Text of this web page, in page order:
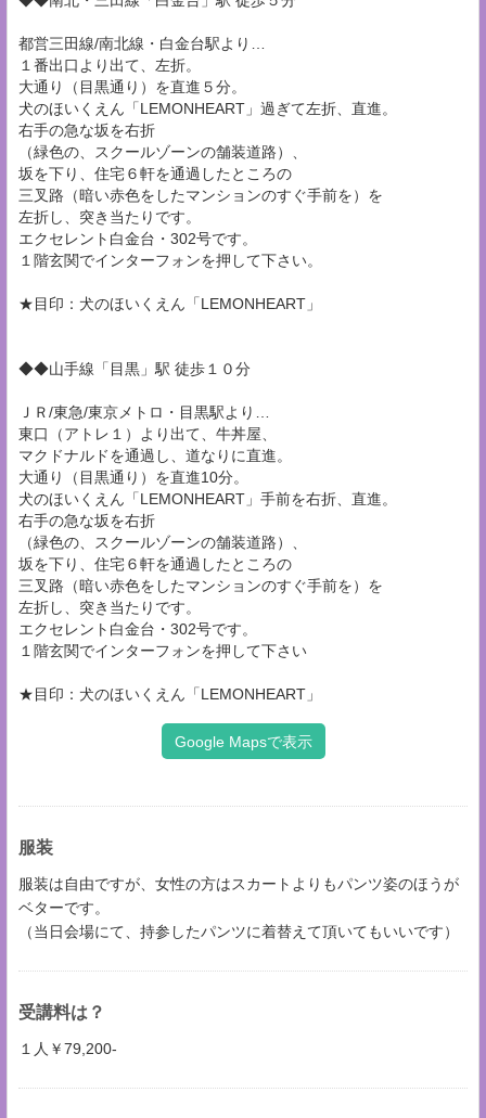
都営三田線/南北線・白金台駅より…
１番出口より出て、左折。
大通り（目黒通り）を直進５分。
犬のほいくえん「LEMONHEART」過ぎて左折、直進。
右手の急な坂を右折
（緑色の、スクールゾーンの舗装道路）、
坂を下り、住宅６軒を通過したところの
三叉路（暗い赤色をしたマンションのすぐ手前を）を
左折し、突き当たりです。
エクセレント白金台・302号です。
１階玄関でインターフォンを押して下さい。
★目印：犬のほいくえん「LEMONHEART」
◆◆山手線「目黒」駅 徒歩１０分
ＪＲ/東急/東京メトロ・目黒駅より…
東口（アトレ１）より出て、牛丼屋、
マクドナルドを通過し、道なりに直進。
大通り（目黒通り）を直進10分。
犬のほいくえん「LEMONHEART」手前を右折、直進。
右手の急な坂を右折
（緑色の、スクールゾーンの舗装道路）、
坂を下り、住宅６軒を通過したところの
三叉路（暗い赤色をしたマンションのすぐ手前を）を
左折し、突き当たりです。
エクセレント白金台・302号です。
１階玄関でインターフォンを押して下さい
★目印：犬のほいくえん「LEMONHEART」
Google Mapsで表示
服装
服装は自由ですが、女性の方はスカートよりもパンツ姿のほうが
ベターです。
（当日会場にて、持参したパンツに着替えて頂いてもいいです）
受講料は？
１人￥79,200-